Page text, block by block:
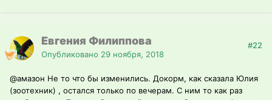
Евгения Филиппова
Опубликовано 29 ноября, 2018
#22
@амазон Не то что бы изменились. Докорм, как сказала Юлия
(зоотехник) , остался только по вечерам. С ним то как раз